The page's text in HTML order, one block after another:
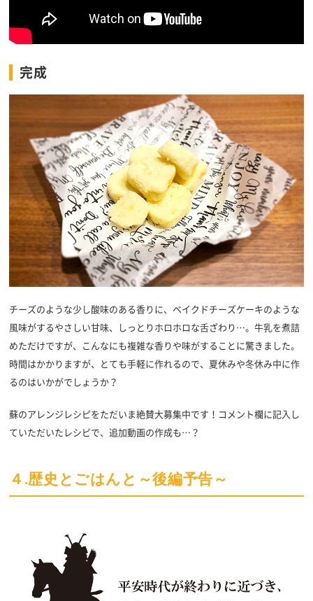
完成
チーズのような少し酸味のある香りに、ベイクドチーズケーキのような
風味がするやさしい甘味、しっとりホロホロな舌ざわり…。牛乳を煮詰
めただけですが、こんなにも複雑な香りや味がすることに驚きました。
時間はかかりますが、とても手軽に作れるので、夏休みや冬休み中に作
るのはいかがでしょうか？
蘇のアレンジレシピをただいま絶賛大募集中です！コメント欄に記入し
ていただいたレシピで、追加動画の作成も…？
４.歴史とごはんと～後編予告～